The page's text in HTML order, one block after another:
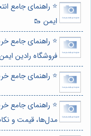
⭐️ راهنمای جامع
ایمن 🥾
فروشگاه رادین
⭐️ راهنمای جامع
⭐️ راهنمای جامع
مدل‌ها، قیمت و